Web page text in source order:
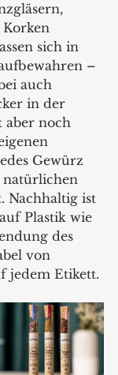
sich in
–
auch
in der
aber noch
Gewürz
natürlichen
Nachhaltig ist
Plastik wie
des
von
jedem Etikett.